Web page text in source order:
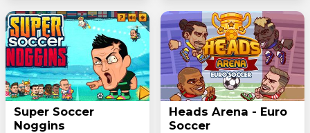
Super Soccer
Noggins
Heads Arena - Euro
Soccer